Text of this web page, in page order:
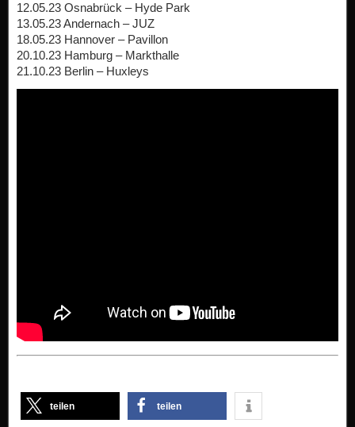
12.05.23 Osnabrück – Hyde Park
13.05.23 Andernach – JUZ
18.05.23 Hannover – Pavillon
20.10.23 Hamburg – Markthalle
21.10.23 Berlin – Huxleys
teilen teilen